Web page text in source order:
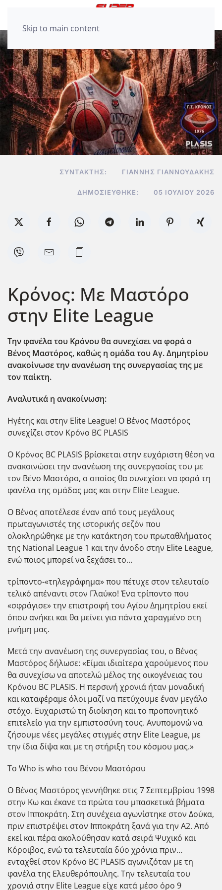
Skip to main content
ΣΥΝΤΆΚΤΗΣ: ΓΙΆΝΝΗΣ ΓΙΑΝΝΟΥΔΆΚΗΣ
ΔΗΜΟΣΙΕΎΘΗΚΕ: 05 ΙΟΥΛΊΟΥ 2026
Κρόνος: Με Μαστόρο
στην Elite League
Την φανέλα του Κρόνου θα συνεχίσει να φορά ο
Βένος Μαστόρος, καθώς η ομάδα του Αγ. Δημητρίου
ανακοίνωσε την ανανέωση της συνεργασίας της με
τον παίκτη.
Αναλυτικά η ανακοίνωση:
Ηγέτης και στην Elite League! Ο Βένος Μαστόρος
συνεχίζει στον Κρόνο BC PLASIS
Ο Κρόνος BC PLASIS βρίσκεται στην ευχάριστη θέση να
ανακοινώσει την ανανέωση της συνεργασίας του με
τον Βένο Μαστόρο, ο οποίος θα συνεχίσει να φορά τη
φανέλα της ομάδας μας και στην Elite League.
Ο Βένος αποτέλεσε έναν από τους μεγάλους
πρωταγωνιστές της ιστορικής σεζόν που
ολοκληρώθηκε με την κατάκτηση του πρωταθλήματος
της National League 1 και την άνοδο στην Elite League,
ενώ ποιος μπορεί να ξεχάσει το…
τρίποντο-«τηλεγράφημα» που πέτυχε στον τελευταίο
τελικό απέναντι στον Γλαύκο! Ένα τρίποντο που
«σφράγισε» την επιστροφή του Αγίου Δημητρίου εκεί
όπου ανήκει και θα μείνει για πάντα χαραγμένο στη
μνήμη μας.
Μετά την ανανέωση της συνεργασίας του, ο Βένος
Μαστόρος δήλωσε: «Είμαι ιδιαίτερα χαρούμενος που
θα συνεχίσω να αποτελώ μέλος της οικογένειας του
Κρόνου BC PLASIS. Η περσινή χρονιά ήταν μοναδική
και καταφέραμε όλοι μαζί να πετύχουμε έναν μεγάλο
στόχο. Ευχαριστώ τη διοίκηση και το προπονητικό
επιτελείο για την εμπιστοσύνη τους. Ανυπομονώ να
ζήσουμε νέες μεγάλες στιγμές στην Elite League, με
την ίδια δίψα και με τη στήριξη του κόσμου μας.»
Το Who is who του Βένου Μαστόρου
Ο Βένος Μαστόρος γεννήθηκε στις 7 Σεπτεμβρίου 1998
στην Κω και έκανε τα πρώτα του μπασκετικά βήματα
στον Ιπποκράτη. Στη συνέχεια αγωνίστηκε στον Δούκα,
πριν επιστρέψει στον Ιπποκράτη ξανά για την Α2. Από
εκεί και πέρα ακολούθησαν κατά σειρά Ψυχικό και
Κόροιβος, ενώ τα τελευταία δύο χρόνια πριν…
ενταχθεί στον Κρόνο BC PLASIS αγωνιζόταν με τη
φανέλα της Ελευθερόπουλης. Την τελευταία του
χρονιά στην Elite League είχε κατά μέσο όρο 9